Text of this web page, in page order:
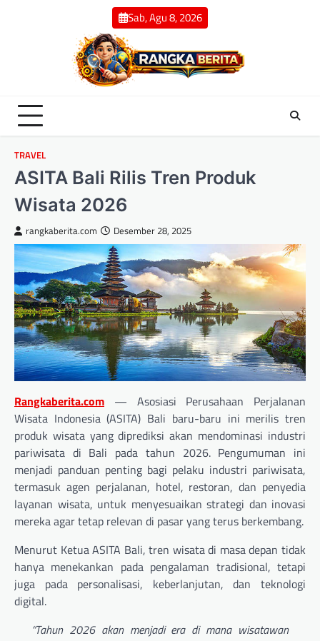
Sab, Agu 8, 2026
TRAVEL
ASITA Bali Rilis Tren Produk
Wisata 2026
rangkaberita.com Desember 28, 2025
Rangkaberita.com — Asosiasi Perusahaan Perjalanan
Wisata Indonesia (ASITA) Bali baru-baru ini merilis tren
produk wisata yang diprediksi akan mendominasi industri
pariwisata di Bali pada tahun 2026. Pengumuman ini
menjadi panduan penting bagi pelaku industri pariwisata,
termasuk agen perjalanan, hotel, restoran, dan penyedia
layanan wisata, untuk menyesuaikan strategi dan inovasi
mereka agar tetap relevan di pasar yang terus berkembang.
Menurut Ketua ASITA Bali, tren wisata di masa depan tidak
hanya menekankan pada pengalaman tradisional, tetapi
juga pada personalisasi, keberlanjutan, dan teknologi
digital.
“Tahun 2026 akan menjadi era di mana wisatawan